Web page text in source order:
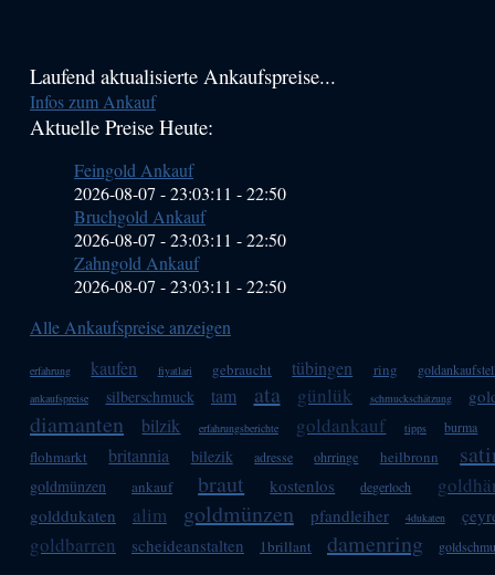
Haupt-
Sidebar
Laufend aktualisierte Ankaufspreise...
Infos zum Ankauf
Aktuelle Preise Heute:
Feingold Ankauf
2026-08-07 - 23:03:11 -22:50
Bruchgold Ankauf
2026-08-07 - 23:03:11 -22:50
Zahngold Ankauf
2026-08-07 - 23:03:11 -22:50
Alle Ankaufspreise anzeigen
erfahrung kaufen fiyatlari gebraucht tübingen ring
ankaufspreise silberschmuck tam ata günlük schmuckschätzung
diamanten bilzik erfahrungsberichte goldankauf tipps burma
flohmarkt britannia bilezik adresse ohrringe heilbronn
goldmünzen ankauf braut kostenlos degerloch
golddukaten alim goldmünzen pfandleiher 4dukaten
goldbarren scheideanstalten 1brillant damenring